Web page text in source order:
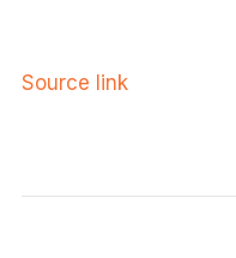
Source link